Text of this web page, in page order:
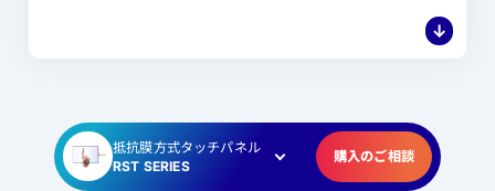
↓
抵抗膜方式タッチパネル
RST SERIES
購入のご相談